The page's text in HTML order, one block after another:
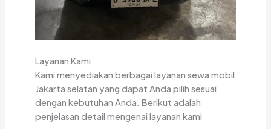
Layanan Kami
Kami menyediakan berbagai layanan sewa mobil
Jakarta selatan yang dapat Anda pilih sesuai
dengan kebutuhan Anda. Berikut adalah
penjelasan detail mengenai layanan kami